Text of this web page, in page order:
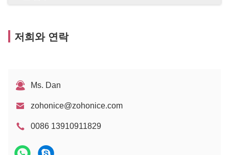
저희와 연락
Ms. Dan
zohonice@zohonice.com
0086 13910911829